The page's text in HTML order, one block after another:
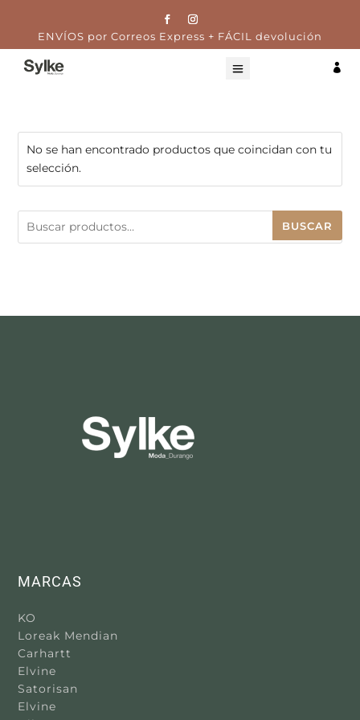
ENVÍOS por Correos Express + FÁCIL devolución

No se han encontrado productos que coincidan con tu
selección.
BUSCAR
MARCAS
KO
Loreak Mendian
Carhartt
Elvine
Satorisan
Elvine